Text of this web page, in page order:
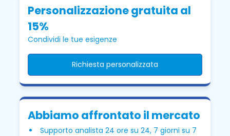
Personalizzazione gratuita al
15%
Condividi le tue esigenze
Richiesta personalizzata
Abbiamo affrontato il mercato
Supporto analista 24 ore su 24, 7 giorni su 7